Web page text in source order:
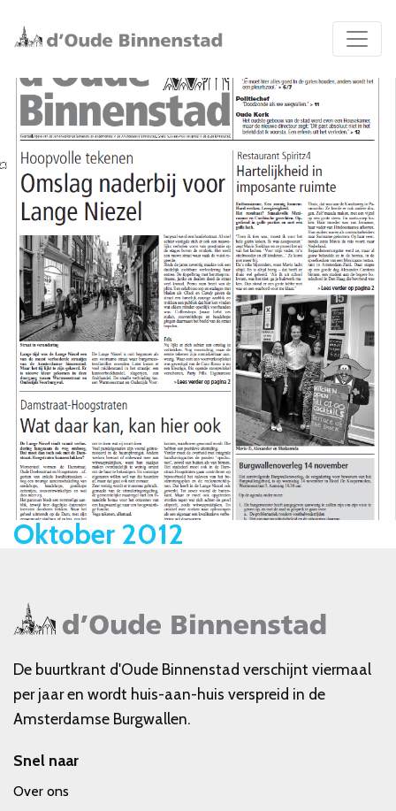
Oktober 2012
De buurtkrant d'Oude Binnenstad verschijnt viermaal
per jaar en wordt huis-aan-huis verspreid in de
Amsterdamse Burgwallen.
Snel naar
Over ons